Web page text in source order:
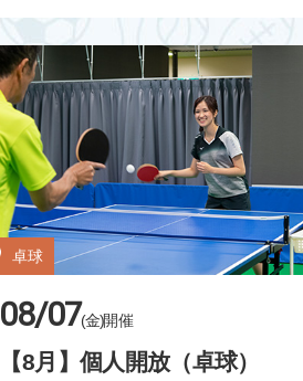
卓球
08/07(金)開催
【8月】個人開放（卓球）